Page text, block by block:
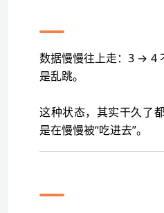
数据慢慢往上走：3 → 4
是乱跳。
这种状态，其实干久了
是在慢慢被“吃进去”。